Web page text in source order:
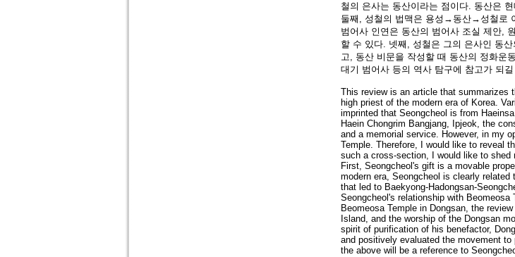
철의 은사는 동산이라는 점이다. 동산은
둘째, 성철의 법맥은 용성→동산→성철로
범어사 인연은 동산의 범어사 조실 제안,
할 수 있다. 넷째, 성철은 그의 은사인 동
고, 동산 비문을 작성할 때 동산의 정화운
대기 범어사 등의 역사 탐구에 참고가 되
This review is an article that summarizes
high priest of the modern era of Korea.
imprinted that Seongcheol is from
Haein Chongrim Bangjang, Ipjeok, the
and a memorial service. However, in my
Temple. Therefore, I would like to reveal
such a cross-section, I would like to
First, Seongcheol's gift is a movable
modern era, Seongcheol is clearly
that led to Baekyong-Hadongsan-
Seongcheol's relationship with
Beomeosa Temple in Dongsan, the
Island, and the worship of the Dongsan
spirit of purification of his benefactor,
and positively evaluated the movement
the above will be a reference to